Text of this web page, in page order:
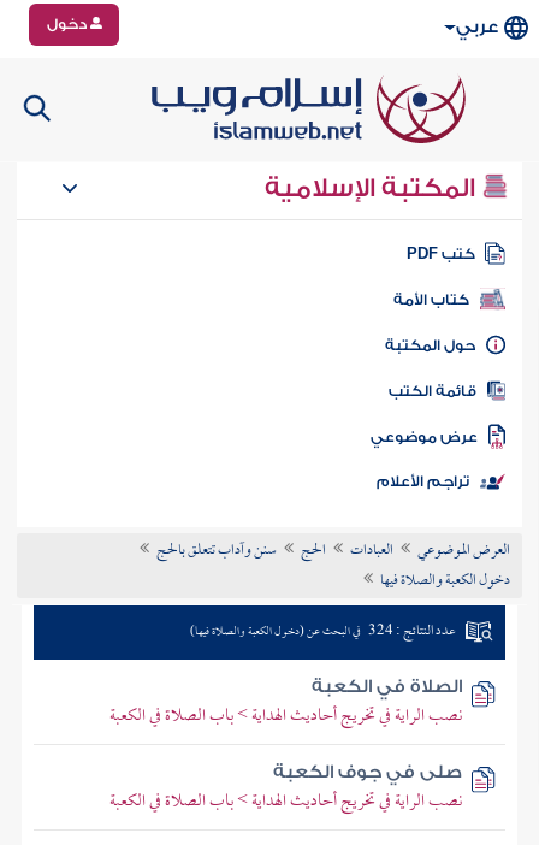
عربي دخول
المكتبة الإسلامية
كتب PDF
كتاب الأمة
المكتبة
الكتب
موضوعي
تراجم الأعلام
العرض الموضوعي العبادات الحج
سنن وآداب تتعلق بالحج
دخول الكعبة والصلاة فيها
عدد النتائج : 324 في البحث عن (دخول الكعبة والصلاة فيها)
الصلاة في الكعبة
نصب الراية في تخريج أحاديث الهداية > باب الصلاة في الكعبة
صلى في جوف الكعبة
نصب الراية في تخريج أحاديث الهداية > باب الصلاة في الكعبة